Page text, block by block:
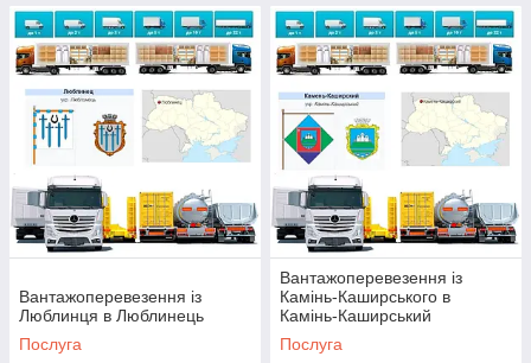
Вантажоперевезення із
Люблинця в Люблинець
Послуга
Вантажоперевезення із
Камінь-Каширського в
Камінь-Каширський
Послуга